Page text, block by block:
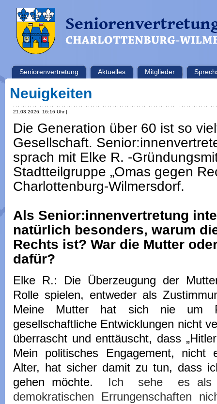
Seniorenvertretung Aktuelles Mitglieder
Neuigkeiten
21.03.2026, 16:16 Uhr |
Die Generation über 60 ist so
Gesellschaft.
sprach mit Elke R. -
Stadtteilgruppe „Omas gegen
Charlottenburg-Wilmersdorf.
Als Senior:innenvertretung
natürlich besonders, warum
Rechts ist? War die Mutter
dafür?
Elke R.: Die Überzeugung der
Rolle spielen, entweder als
Meine Mutter hat sich nie um
gesellschaftliche Entwicklungen nicht
überrascht und enttäuscht, dass
Mein politisches Engagement, nicht
Alter, hat sicher damit zu tun, dass
gehen möchte. Ich sehe es als
demokratischen Errungenschaften